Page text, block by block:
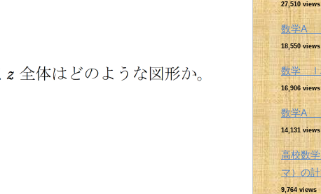
27,510 views
数学A
18,550 views
数学
16,906 views
数学A
14,131 views
高校数
マ）の
9,764 views